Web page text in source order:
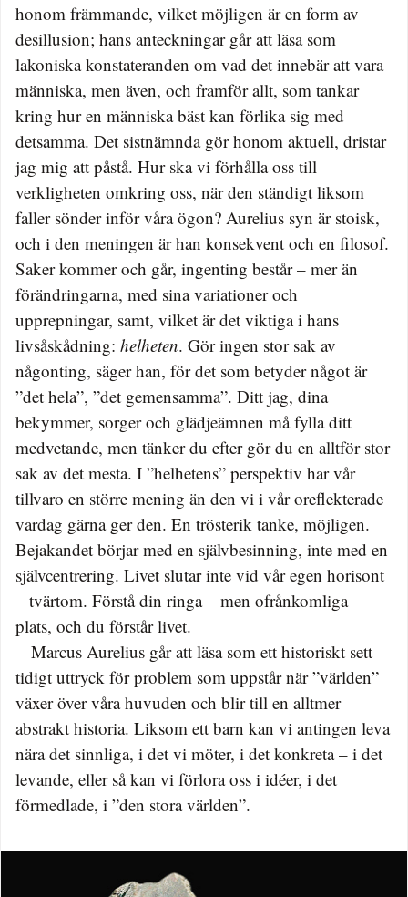
honom främmande, vilket möjligen är en form av
desillusion; hans anteckningar går att läsa som
lakoniska konstateranden om vad det innebär att vara
människa, men även, och framför allt, som tankar
kring hur en män­niska bäst kan förlika sig med
detsamma. Det sistnämnda gör honom aktuell, dristar
jag mig att påstå. Hur ska vi förhålla oss till
verkligheten omkring oss, när den ständigt liksom
faller sönder inför våra ögon? Aurelius syn är stoisk,
och i den meningen är han konsekvent och en filosof.
Saker kommer och går, ingenting består – mer än
förändringarna, med sina variationer och
upprepningar, samt, vilket är det viktiga i hans
livsåskådning: helheten. Gör ingen stor sak av
någonting, säger han, för det som betyder något är
”det hela”, ”det gemensamma”. Ditt jag, dina
bekymmer, sorger och glädjeämnen må fylla ditt
medvetande, men tänker du efter gör du en alltför stor
sak av det mesta. I ”helhetens” perspektiv har vår
tillvaro en större mening än den vi i vår oreflekterade
vardag gärna ger den. En trösterik tanke, möjligen.
Bejakandet börjar med en självbesinning, inte med en
självcentrering. Livet slutar inte vid vår egen horisont
– tvärtom. Förstå din ringa – men ofrånkomliga –
plats, och du förstår livet.
Marcus Aurelius går att läsa som ett historiskt sett
tidigt uttryck för problem som uppstår när ”världen”
växer över våra huvuden och blir till en alltmer
abstrakt historia. Liksom ett barn kan vi antingen leva
nära det sinnliga, i det vi möter, i det konkreta – i det
levande, eller så kan vi förlora oss i idéer, i det
förmedlade, i ”den stora världen”.